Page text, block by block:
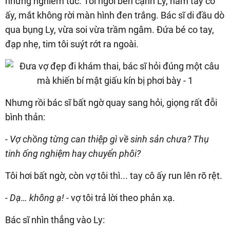
ấy, mắt không rời màn hình đen trắng. Bác sĩ di đầu dò
qua bụng Ly, vừa soi vừa trầm ngâm. Đứa bé co tay,
đạp nhẹ, tim tôi suýt rớt ra ngoài.
Nhưng rồi bác sĩ bất ngờ quay sang hỏi, giọng rất đỗi
bình thản:
- Vợ chồng từng can thiệp gì về sinh sản chưa? Thụ
tinh ống nghiệm hay chuyển phôi?
Tôi hơi bất ngờ, còn vợ tôi thì... tay cô ấy run lên rõ rệt.
- Dạ… không ạ!- vợ tôi trả lời theo phản xạ.
Bác sĩ nhìn thẳng vào Ly: